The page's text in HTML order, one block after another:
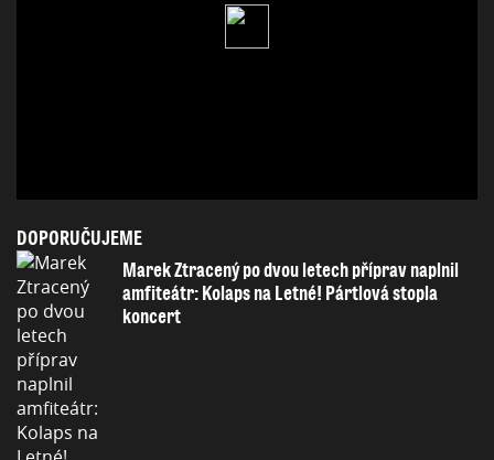
DOPORUČUJEME
Marek Ztracený po dvou letech příprav naplnil
amfiteátr: Kolaps na Letné! Pártlová stopla
koncert